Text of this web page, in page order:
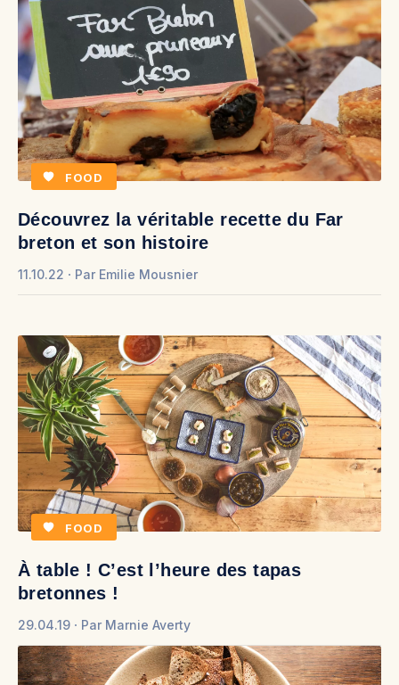
FOOD
Découvrez la véritable recette du Far
breton et son histoire
11.10.22 Par Emilie Mousnier
FOOD
À table ! C’est l’heure des tapas
bretonnes !
29.04.19 Par Marnie Averty